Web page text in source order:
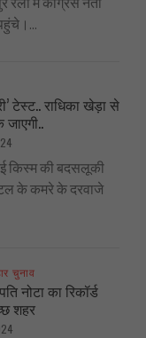
टेस्ट.. राधिका खेड़ा से
किस्म की बदसलूकी
के कमरे के दरवाजे
चुनाव
नोटा का रिकॉर्ड
शहर